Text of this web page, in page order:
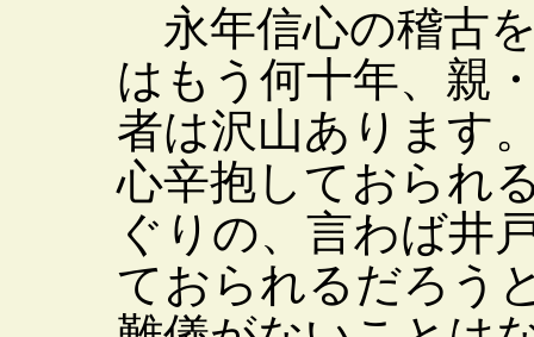
永年信心の稽古
はもう何十年、親
者は沢山あります
心辛抱しておられ
ぐりの、言わば井
ておられるだろう